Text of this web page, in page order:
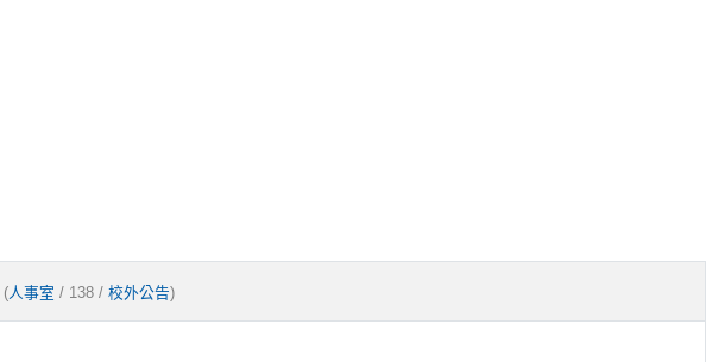
(人事室 / 138 / 校外公告)